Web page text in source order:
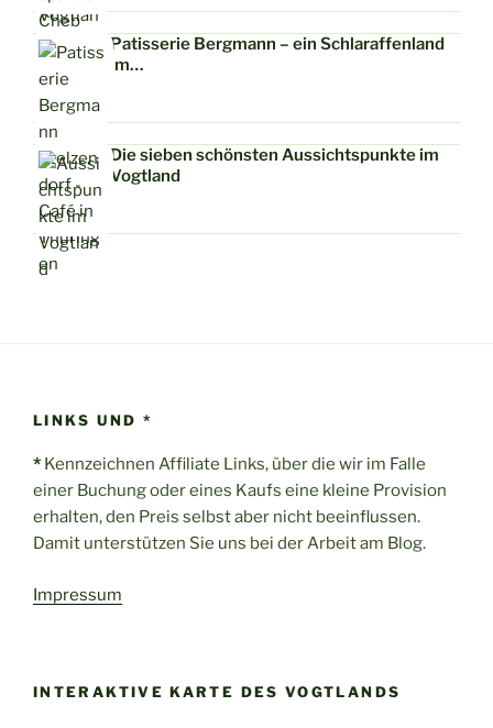
Patisserie Bergmann – ein Schlaraffenland
im…
Die sieben schönsten Aussichtspunkte im
Vogtland
LINKS UND *
* Kennzeichnen Affiliate Links, über die wir im Falle
einer Buchung oder eines Kaufs eine kleine Provision
erhalten, den Preis selbst aber nicht beeinflussen.
Damit unterstützen Sie uns bei der Arbeit am Blog.
Impressum
INTERAKTIVE KARTE DES VOGTLANDS